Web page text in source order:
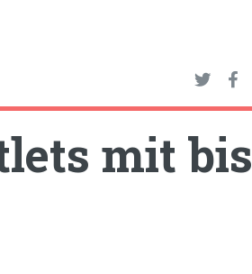
mit bis